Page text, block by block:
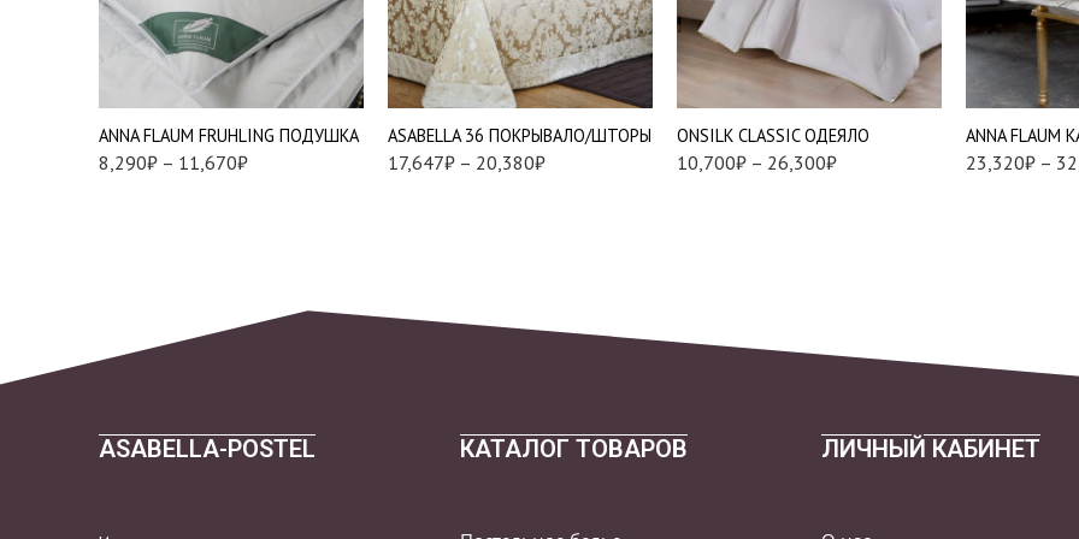
ANNA FLAUM FRUHLING ПОДУШКА
8,290₽ – 11,670₽
Упругая
ASABELLA 36 ПОКРЫВАЛО/ШТОРЫ
17,647₽ – 20,380₽
см.)
Шторы 270*275 см
(узор)
ONSILK CLASSIC ОДЕЯЛО
10,700₽ – 26,300₽
Теплые-340 г/м
1,5 (140*205)
1,5 (150*210)
ANNA FLAUM
23,320₽ –
(172*205
Евро
ASABELLA-POSTEL КАТАЛОГ ТОВАРОВ ЛИЧНЫЙ КАБИНЕТ